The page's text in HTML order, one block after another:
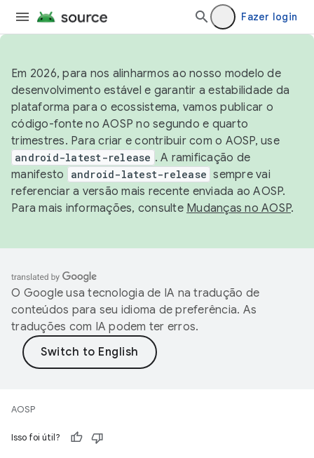
Fazer login
Em 2026, para nos alinharmos ao nosso modelo de
desenvolvimento estável e garantir a estabilidade da
plataforma para o ecossistema, vamos publicar o
código-fonte no AOSP no segundo e quarto
trimestres. Para criar e contribuir com o AOSP, use
android-latest-release . A ramificação de
manifesto
android-latest-release sempre vai
referenciar a versão mais recente enviada ao AOSP.
Para mais informações, consulte Mudanças no AOSP.
O Google usa tecnologia de IA na tradução de
conteúdos para seu idioma de preferência. As
traduções com IA podem ter erros.
AOSP
Isso foi útil?